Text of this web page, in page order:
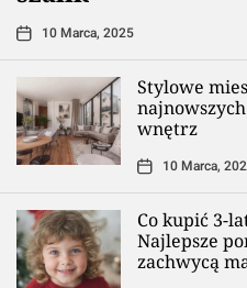
10 Marca, 2025
Stylowe
wnętrz
10 Marca,
Co kupić 3-
Najlepsze
zachwycą